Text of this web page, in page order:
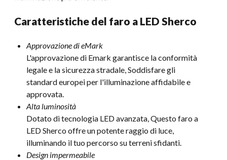
Caratteristiche del faro a LED Sherco
Approvazione di eMark
L'approvazione di Emark garantisce la conformità
legale e la sicurezza stradale, Soddisfare gli
standard europei per l'illuminazione affidabile e
approvata.
Alta luminosità
Dotato di tecnologia LED avanzata, Questo faro a
LED Sherco offre un potente raggio di luce,
illuminando il tuo percorso su terreni sfidanti.
Design impermeabile